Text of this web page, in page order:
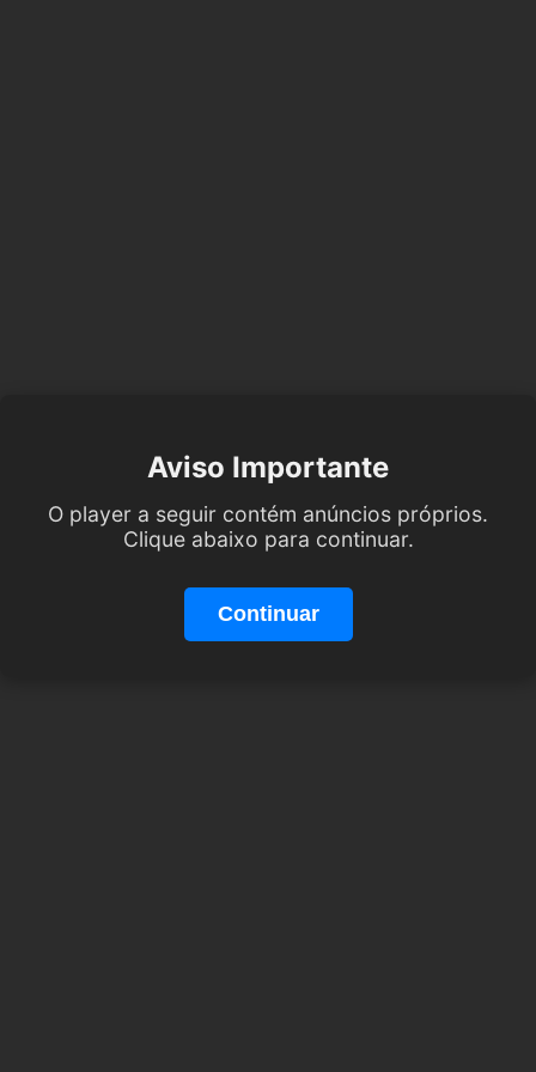
Aviso Importante
O player a seguir contém anúncios próprios.
Clique abaixo para continuar.
Continuar